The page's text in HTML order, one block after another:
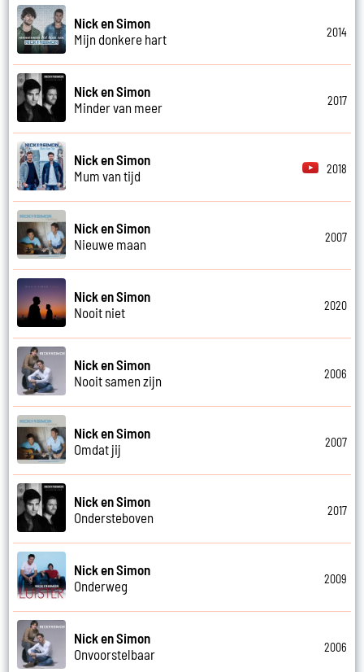
Nick en Simon
Mijn donkere hart
2014
Nick en Simon
Minder van meer
2017
Nick en Simon
Mum van tijd
2018
Nick en Simon
Nieuwe maan
2007
Nick en Simon
Nooit niet
2020
Nick en Simon
Nooit samen zijn
2006
Nick en Simon
Omdat jij
2007
Nick en Simon
Ondersteboven
2017
Nick en Simon
Onderweg
2009
Nick en Simon
Onvoorstelbaar
2006